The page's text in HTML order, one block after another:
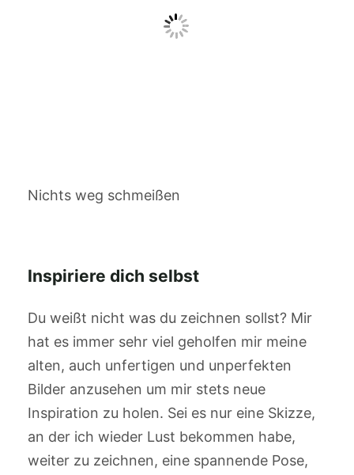
Nichts weg schmeißen
Inspiriere dich selbst
Du weißt nicht was du zeichnen sollst? Mir
hat es immer sehr viel geholfen mir meine
alten, auch unfertigen und unperfekten
Bilder anzusehen um mir stets neue
Inspiration zu holen. Sei es nur eine Skizze,
an der ich wieder Lust bekommen habe,
weiter zu zeichnen, eine spannende Pose,